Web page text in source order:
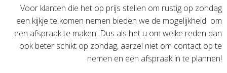
Voor klanten die het op prijs stellen om rustig op zondag
een kijkje te komen nemen bieden we de mogelijkheid om
een afspraak te maken. Dus als het u om welke reden dan
ook beter schikt op zondag, aarzel niet om contact op te
nemen en een afspraak in te plannen!